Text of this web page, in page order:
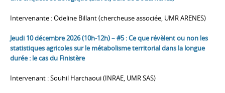
Intervenante : Odeline Billant (chercheuse associée, UMR ARENES)
Jeudi 10 décembre 2026 (10h-12h) – #5 : Ce que révèlent ou non les
statistiques agricoles sur le métabolisme territorial dans la longue
durée : le cas du Finistère
Intervenant : Souhil Harchaoui (INRAE, UMR SAS)